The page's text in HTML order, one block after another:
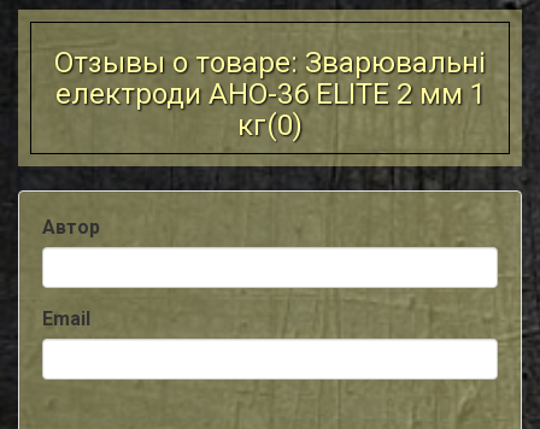
Отзывы о товаре: Зварювальні
електроди АНО-36 ЕLІТE 2 мм 1
кг(0)
Автор
Email